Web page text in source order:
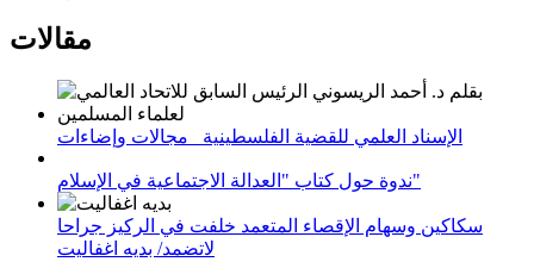
مقالات
الإسناد العلمي للقضية الفلسطينية_ مجالات وإضاءات
ندوة حول كتاب "العدالة الاجتماعية في الإسلام"
سكاكين وسهام الإقصاء المتعمد خلفت في الركيز جراحا
لاتضمد/ بديه اغفاليت